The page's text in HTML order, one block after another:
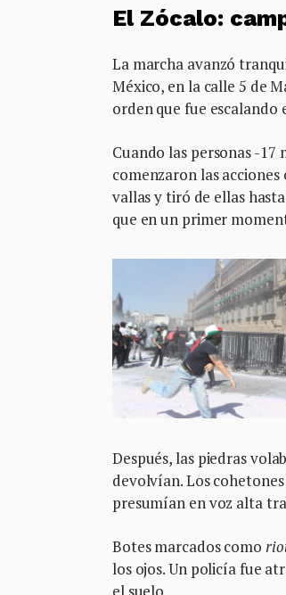
El Zócalo:
La marcha avanzó
México, en la calle 5 de
orden que fue
Cuando las personas -
comenzaron las
vallas y tiró de ellas
que en un primer
Después, las piedras
devolvían. Los
presumían en voz alta
Botes marcados como
los ojos. Un policía fue
el suelo.